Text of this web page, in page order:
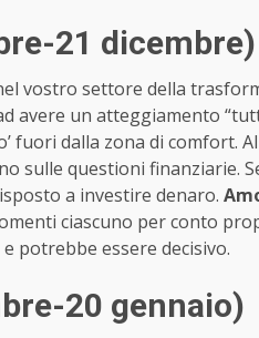
21 dicembre)
vostro settore della
avere un atteggiamento
fuori dalla zona di comfort.
sulle questioni finanziarie.
a investire denaro.
ciascuno per conto
potrebbe essere decisivo.
20 gennaio)